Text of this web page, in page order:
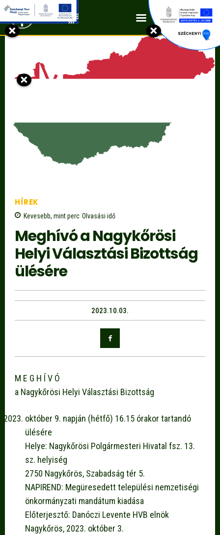
Kapcsolat
HÍREK
Kevesebb, mintperc Olvasási idő
Meghívó a Nagykőrösi
Helyi Választási Bizottság
ülésére
2023.10.03.
M E G H Í V Ó
a Nagykőrösi Helyi Választási Bizottság
október 9. napján (hétfő) 16.15 órakor tartandó
ülésére
Helye: Nagykőrösi Polgármesteri Hivatal fsz. 13.
sz. helyiség
2750 Nagykőrös, Szabadság tér 5.
NAPIREND: Megüresedett települési nemzetiségi
önkormányzati mandátum kiadása
Előterjesztő: Danóczi Levente HVB elnök
Nagykőrös, 2023. október 3.
×
×
×